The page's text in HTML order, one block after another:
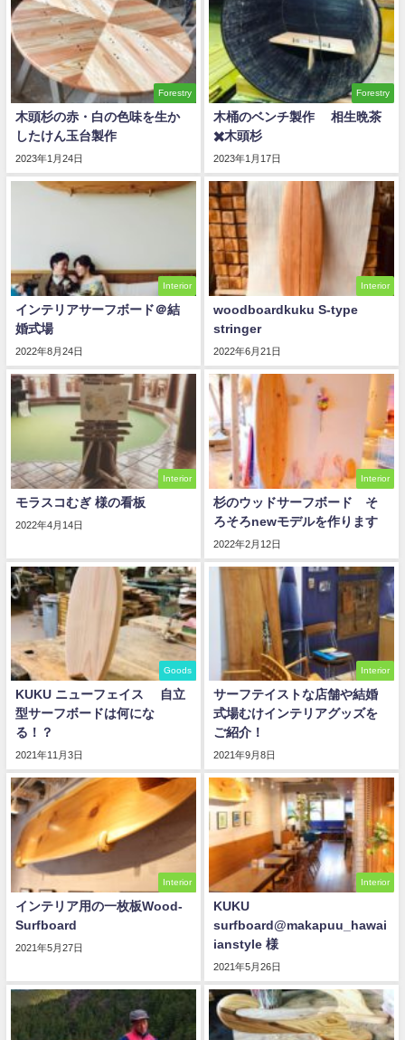
Forestry
木頭杉の赤・白の色味を生か
したけん玉台製作
2023年1月24日
Forestry
木桶のベンチ製作 相生晩茶
✖️木頭杉
2023年1月17日
Interior
インテリアサーフボード＠結
婚式場
2022年8月24日
Interior
woodboardkuku S-type
stringer
2022年6月21日
Interior
モラスコむぎ 様の看板
2022年4月14日
Interior
杉のウッドサーフボード そ
ろそろnewモデルを作ります
2022年2月12日
Goods
KUKU ニューフェイス 自立
型サーフボードは何にな
る！？
2021年11月3日
Interior
サーフテイストな店舗や結婚
式場むけインテリアグッズを
ご紹介！
2021年9月8日
Interior
インテリア用の一枚板Wood-
Surfboard
2021年5月27日
Interior
KUKU
surfboard@makapuu_hawai
ianstyle 様
2021年5月26日